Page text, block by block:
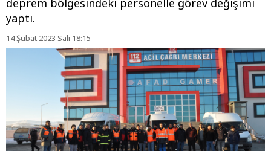
deprem bölgesindeki personelle görev değişimi
yaptı.
14 Şubat 2023 Salı 18:15